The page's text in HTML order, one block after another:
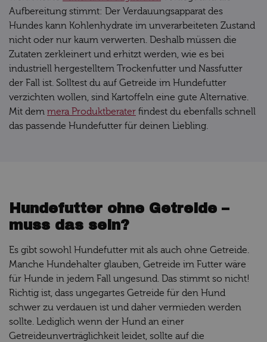
Aufbereitung stimmt: Der Verdauungsapparat des
Hundes kann Kohlenhydrate im unverarbeiteten Zustand
nicht oder nur kaum verwerten. Deshalb müssen die
Zutaten zerkleinert und erhitzt werden, wie es bei
industriell hergestelltem Trockenfutter und Nassfutter
der Fall ist. Solltest du auf Getreide im Hundefutter
verzichten wollen, sind Kartoffeln eine gute Alternative.
Mit dem mera Produktberater findest du ebenfalls schnell
das passende Hundefutter für deinen Liebling.
Hundefutter ohne Getreide –
muss das sein?
Es gibt sowohl Hundefutter mit als auch ohne Getreide.
Manche Hundehalter glauben, Getreide im Futter wäre
für Hunde in jedem Fall ungesund. Das stimmt so nicht!
Richtig ist, dass ungegartes Getreide für den Hund
schwer zu verdauen ist und daher vermieden werden
sollte. Lediglich wenn der Hund an einer
Getreideunverträglichkeit leidet, sollte auf die